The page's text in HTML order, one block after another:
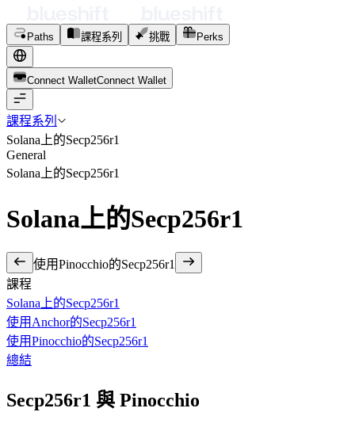
Paths 課程系列 挑戰 Perks
Connect WalletConnect Wal et
課程系列
Solana上的Secp256r1
General
Solana上的Secp256r1
Solana上的Secp256r1
使用Pinocchio的Secp256r1
課程
Solana上的Secp256r1
使用Anchor的Secp256r1
使用Pinocchio的Secp256r1
總結
Secp256r1 與 Pinocchio